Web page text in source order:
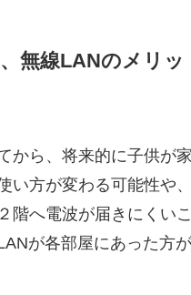
無線LANのメリッ
から、将来的に子供が
い方が変わる可能性や
階へ電波が届きにくい
が各部屋にあった方が